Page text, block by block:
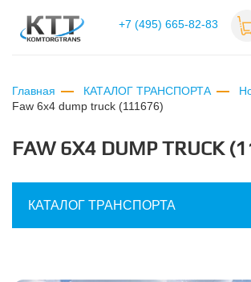
+7 (495) 665-82-83
Главная КАТАЛОГ ТРАНСПОРТА
faw 6x4 dump truck (111676)
FAW 6X4 DUMP TRUCK
КАТАЛОГ ТРАНСПОРТА